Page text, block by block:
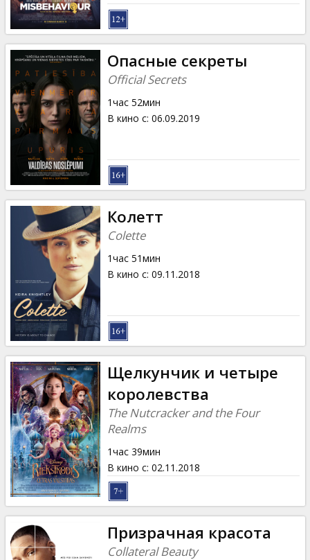
Опасные секреты
Official Secrets
1час 52мин
В кино с: 06.09.2019
Колетт
Colette
1час 51мин
В кино с: 09.11.2018
Щелкунчик и четыре
королевства
The Nutcracker and the Four
Realms
1час 39мин
В кино с: 02.11.2018
Призрачная красота
Collateral Beauty